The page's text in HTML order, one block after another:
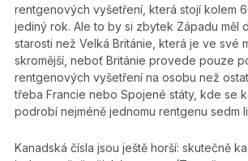
rentgenových vyšetření, která stojí kolem
jediný rok. Ale to by si zbytek Západu měl
starosti než Velká Británie, která je ve své
skromější, neboť Británie provede pouze
rentgenových vyšetření na osobu než
třeba Francie nebo Spojené státy, kde se
podrobí nejméně jednomu rentgenu sedm
Kanadská čísla jsou ještě horší: skutečně